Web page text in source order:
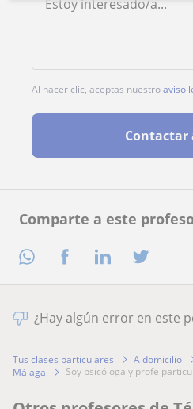
Comparte a este
Al hacer clic, aceptas nuestroaviso
Contactar
¿Hay algún error en este
Tus clases particulares A domicilio
Málaga
soy psicóloga y profe